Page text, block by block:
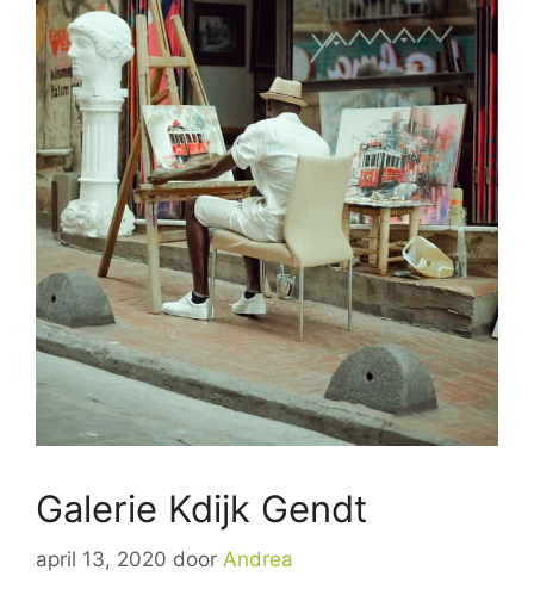
Galerie Kdijk Gendt
april 13, 2020 door Andrea